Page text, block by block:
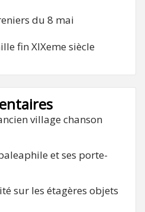
du 8 mai
fin XIXeme siècle
village chanson
et ses porte-
sur les étagères objets